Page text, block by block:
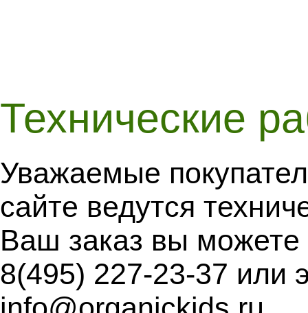
Технические
Уважаемые
сайте ведутся
Ваш заказ вы
8(495) 227-23-37 или